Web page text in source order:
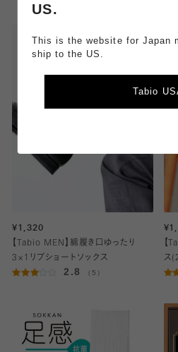
¥1,320
【Tabio MEN】綿履き口ゆったり
3×1リブショートソックス
2.8 （5）
【
ス
US.
This is the website for Japan
ship to the US.
Tabio